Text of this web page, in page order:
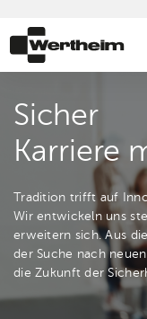
Sicher
Karriere
Tradition trifft auf
Wir entwickeln uns
erweitern sich. Aus
der Suche nach
die Zukunft der